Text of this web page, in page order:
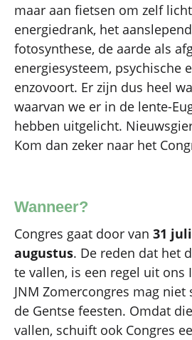
maar aan fietsen om zelf
energiedrank, het
fotosynthese, de aarde als
energiesysteem, psychische
enzovoort. Er zijn dus heel
waarvan we er in de lente-
hebben uitgelicht.
Kom dan zeker naar het
Wanneer?
Congres gaat door van 31
augustus. De reden dat het
te vallen, is een regel uit ons
JNM Zomercongres mag
de Gentse feesten. Omdat
vallen, schuift ook Congres